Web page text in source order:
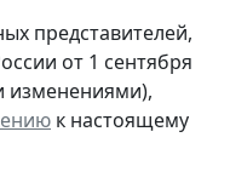
представителей,
от 1 сентября
изменениями),
к настоящему